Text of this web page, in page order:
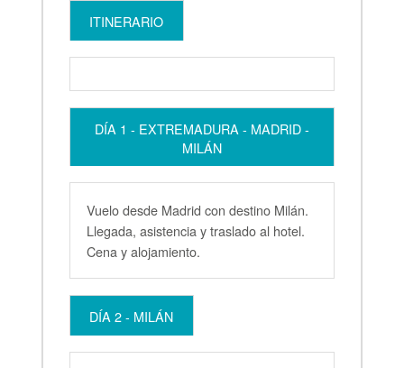
ITINERARIO
DÍA 1 - EXTREMADURA - MADRID -
MILÁN
Vuelo desde Madrid con destino Milán.
Llegada, asistencia y traslado al hotel.
Cena y alojamiento.
DÍA 2 - MILÁN